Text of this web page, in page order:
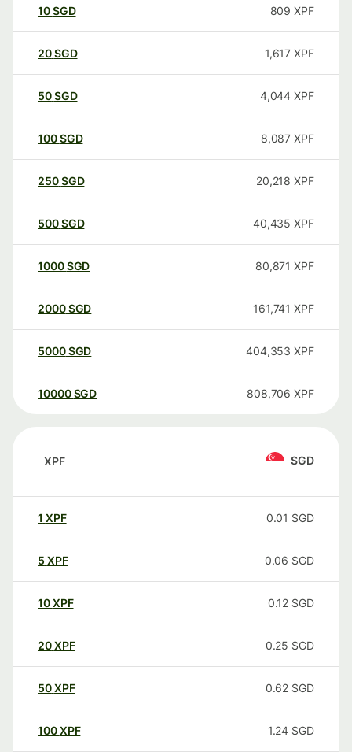
10SGD 809 XPF
20SGD 1,617 XPF
50SGD 4,044 XPF
100SGD 8,087 XPF
250SGD 20,218 XPF
500SGD 40,435 XPF
1000SGD 80,871 XPF
2000SGD 161,741 XPF
5000SGD 404,353 XPF
10000 SGD 808,706 XPF
XPF SGD
1 XPF 0.01 SGD
5 XPF 0.06 SGD
10XPF 0.12 SGD
20XPF 0.25 SGD
50XPF 0.62 SGD
100XPF 1.24 SGD